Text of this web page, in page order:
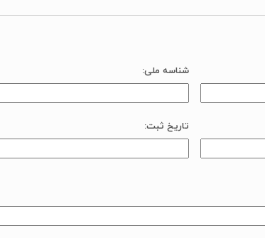
شناسه ملی:
تاریخ ثبت: